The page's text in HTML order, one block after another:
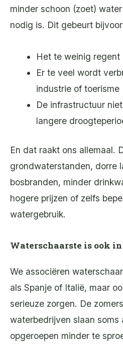
minder schoon (zoet)
nodig is. Dit gebeurt
Het te weinig regent
Er te veel wordt
industrie of toerisme
De infrastructuur
langere
En dat raakt ons allemaal.
grondwaterstanden, dorre
bosbranden, minder
hogere prijzen of zelfs
watergebruik.
Waterschaarste is ook
We associëren
als Spanje of Italië, maar
serieuze zorgen. De
waterbedrijven slaan soms
opgeroepen minder te